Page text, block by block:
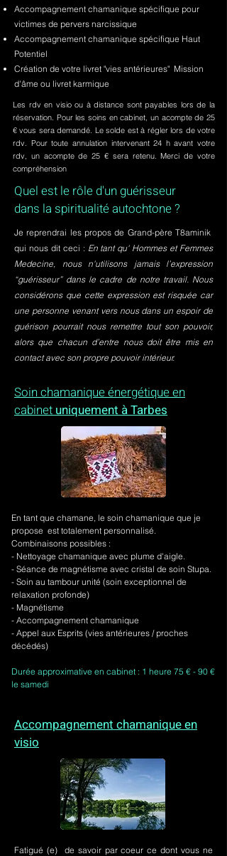
Accompagnement chamanique spécifique pour
victimes de pervers narcissique
Accompagnement chamanique spécifique Haut
Potentiel
Création de votre livret "vies antérieures" Mission
d'âme ou livret karmique
Les rdv en visio ou à distance sont payables lors de la
réservation. Pour les soins en cabinet, un acompte de 25
€ vous sera demandé. Le solde est à régler lors de votre
rdv. Pour toute annulation intervenant 24 h avant votre
rdv, un acompte de 25 € sera retenu. Merci de votre
compréhension
Quel est le rôle d'un guérisseur
dans la spiritualité autochtone ?
Je reprendrai les propos de Grand-père T8aminik
qui nous dit ceci : En tant qu' Hommes et Femmes
Medecine, nous n'utilisons jamais l’expression
“guérisseur” dans le cadre de notre travail. Nous
considérons que cette expression est risquée car
une personne venant vers nous dans un espoir de
guérison pourrait nous remettre tout son pouvoir,
alors que chacun d’entre nous doit être mis en
contact avec son propre pouvoir intérieur.
Soin chamanique énergétique en
cabinet uniquement à Tarbes
En tant que chamane, le soin chamanique que je
propose est totalement personnalisé.
Combinaisons possibles :
- Nettoyage chamanique avec plume d'aigle.
- Séance de magnétisme avec cristal de soin Stupa.
- Soin au tambour unité (soin exceptionnel de
relaxation profonde)
- Magnétisme
- Accompagnement chamanique
- Appel aux Esprits (vies antérieures / proches
décédés)
Durée approximative en cabinet : 1 heure 75 € - 90 €
le samedi
Accompagnement chamanique en
visio
Fatigué (e) de savoir par coeur ce dont vous ne